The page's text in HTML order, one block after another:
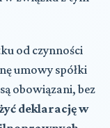
od czynności
umowy spółki
obowiązani, bez
deklarację w